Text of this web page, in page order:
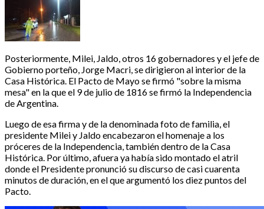
Posteriormente, Milei, Jaldo, otros 16 gobernadores y el jefe de
Gobierno porteño, Jorge Macri, se dirigieron al interior de la
Casa Histórica. El Pacto de Mayo se firmó "sobre la misma
mesa" en la que el 9 de julio de 1816 se firmó la Independencia
de Argentina.
Luego de esa firma y de la denominada foto de familia, el
presidente Milei y Jaldo encabezaron el homenaje a los
próceres de la Independencia, también dentro de la Casa
Histórica. Por último, afuera ya había sido montado el atril
donde el Presidente pronunció su discurso de casi cuarenta
minutos de duración, en el que argumentó los diez puntos del
Pacto.